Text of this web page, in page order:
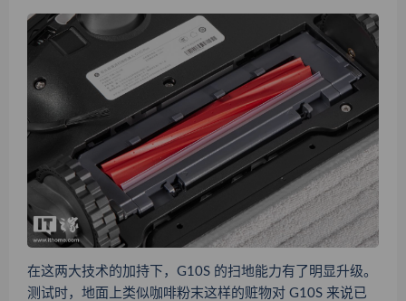
在这两大技术的加持下，G10S 的扫地能力有了明显升级。
测试时，地面上类似咖啡粉末这样的赃物对 G10S 来说已